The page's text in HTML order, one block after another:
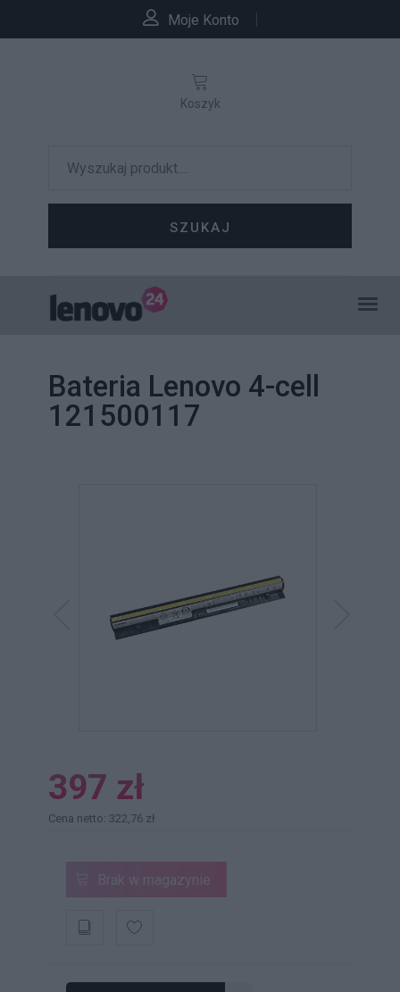
Moje Konto
SZUKAJ
Koszyk
Bateria Lenovo 4-cell
121500117
397 zł
Cena netto: 322,76 zł
Brak w magazynie